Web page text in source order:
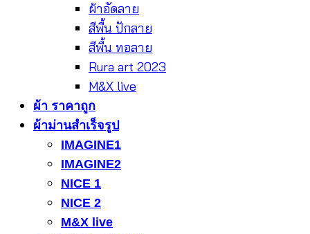
ผ้าอัดลาย
สีพื้น ปักลาย
สีพื้น ทอลาย
Rura art 2023
M&X live
ผ้า ราคาถูก
ผ้าม่านสำเร็จรูป
IMAGINE1
IMAGINE2
NICE 1
NICE 2
M&X live